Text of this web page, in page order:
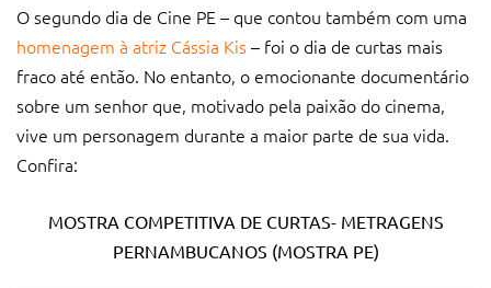
O segundo dia de Cine PE – que contou também com uma
homenagem à atriz Cássia Kis– foi o dia de curtas mais
fraco até então. No entanto, o emocionante documentário
sobre um senhor que, motivado pela paixão do cinema,
vive um personagem durante a maior parte de sua vida.
Confira:
MOSTRA COMPETITIVA DE CURTAS- METRAGENS
PERNAMBUCANOS (MOSTRA PE)